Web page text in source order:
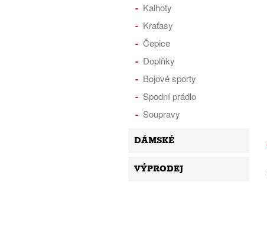
Kalhoty
Kraťasy
Čepice
Doplňky
Bojové sporty
Spodní prádlo
Soupravy
DÁMSKÉ
VÝPRODEJ